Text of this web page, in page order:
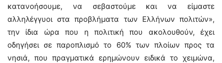
κατανοήσουμε, να σεβαστούμε και να είμαστε
αλληλέγγυοι στα προβλήματα των Ελλήνων πολιτών»,
την ίδια ώρα που η πολιτική που ακολουθούν, έχει
οδηγήσει σε παροπλισμό το 60% των πλοίων προς τα
νησιά, που πραγματικά ερημώνουν ειδικά το χειμώνα,